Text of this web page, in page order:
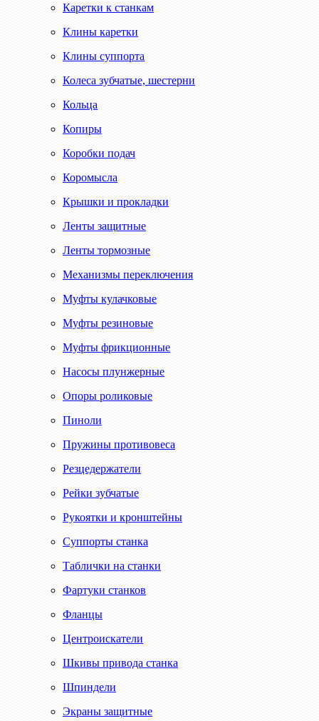
Каретки к станкам
Клины каретки
Клины суппорта
Колеса зубчатые, шестерни
Кольца
Копиры
Коробки подач
Коромысла
Крышки и прокладки
Ленты защитные
Ленты тормозные
Механизмы переключения
Муфты кулачковые
Муфты резиновые
Муфты фрикционные
Насосы плунжерные
Опоры роликовые
Пиноли
Пружины противовеса
Резцедержатели
Рейки зубчатые
Рукоятки и кронштейны
Суппорты станка
Таблички на станки
Фартуки станков
Фланцы
Центроискатели
Шкивы привода станка
Шпиндели
Экраны защитные